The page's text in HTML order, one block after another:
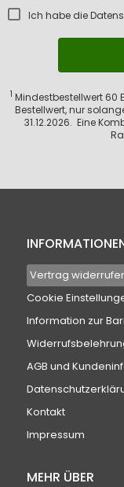
Ich habe die
1 Mindestbestellwert 60
Bestellwert, nur
31.12.2026. Eine
Vertrag
Cookie
Information zur
AGB und
Kontakt
Impressum
MEHR ÜBER